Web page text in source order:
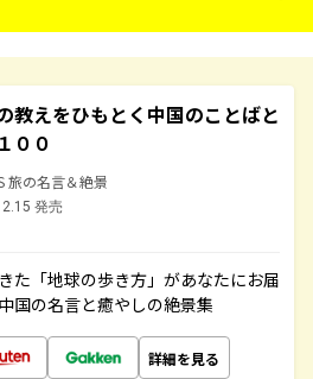
教えをひもとく中国のことばと
００
旅の名言＆絶景
発売
た「地球の歩き方」があなたにお届
国の名言と癒やしの絶景集
詳細を見る